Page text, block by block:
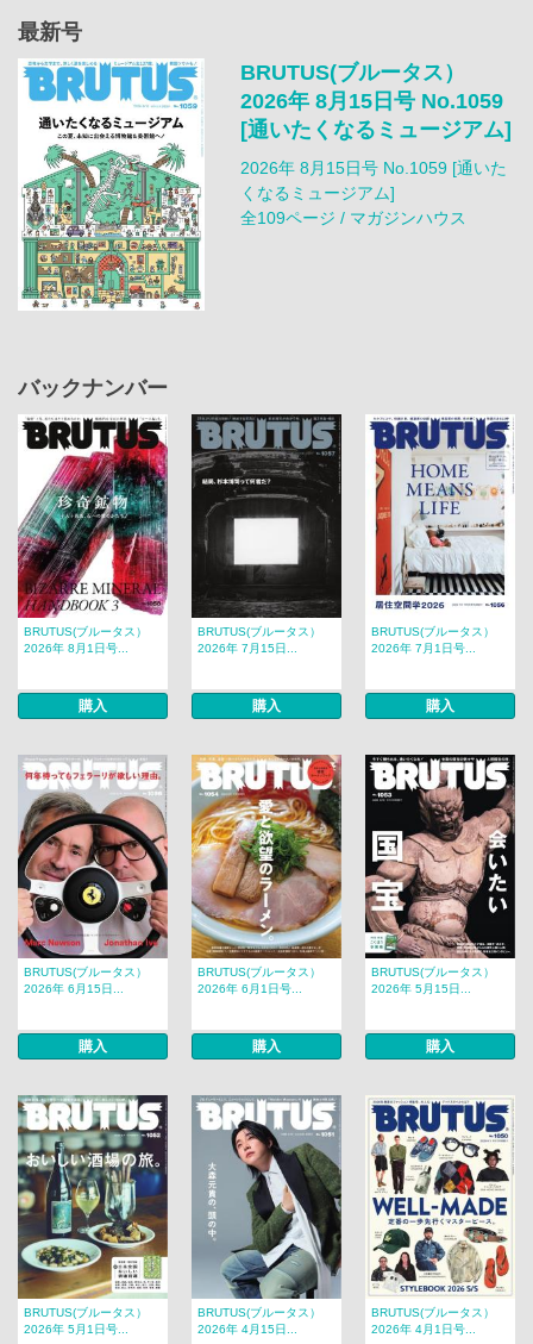
最新号
BRUTUS(ブルータス）
2026年 8月15日号 No.1059
[通いたくなるミュージアム]
2026年 8月15日号 No.1059 [通いた
くなるミュージアム]
全109ページ / マガジンハウス
バックナンバー
BRUTUS(ブルータス）
2026年 8月1日号...
購入
BRUTUS(ブルータス）
2026年 7月15日...
購入
BRUTUS(ブルータス）
2026年 7月1日号...
購入
BRUTUS(ブルータス）
2026年 6月15日...
購入
BRUTUS(ブルータス）
2026年 6月1日号...
購入
BRUTUS(ブルータス）
2026年 5月15日...
購入
BRUTUS(ブルータス）
2026年 5月1日号...
BRUTUS(ブルータス）
2026年 4月15日...
BRUTUS(ブルータス）
2026年 4月1日号...